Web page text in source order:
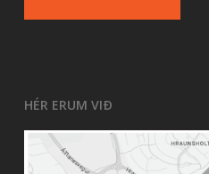
HÉR ERUM VIÐ